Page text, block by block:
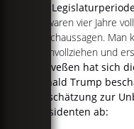
Die
Es waren vier Jahre
Falschaussagen.
nachvollziehen und
Theveßen hat sich
Donald Trump
Einschätzung zur
Präsidenten ab: